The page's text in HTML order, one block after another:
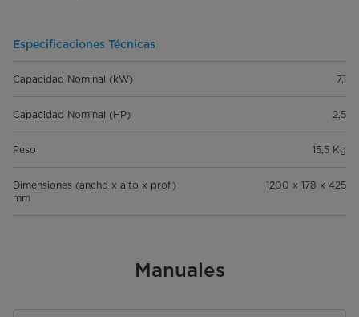
Especificaciones Técnicas
Capacidad Nominal (kW) 7,1
Capacidad Nominal (HP) 2,5
Peso 15,5 Kg
Dimensiones (ancho x alto x prof.)
mm
1200 x 178 x 425
Manuales